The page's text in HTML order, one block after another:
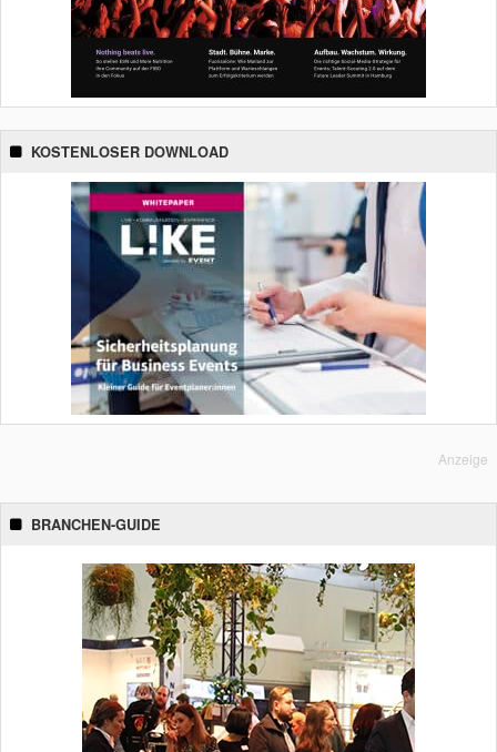
KOSTENLOSER DOWNLOAD
Anzeige
BRANCHEN-GUIDE